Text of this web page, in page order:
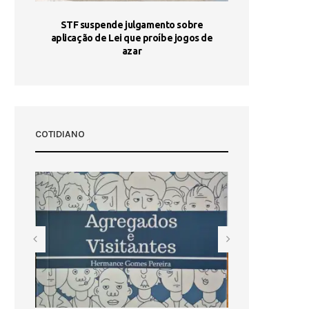
STF suspende julgamento sobre
aplicação de Lei que proíbe jogos de
azar
COTIDIANO